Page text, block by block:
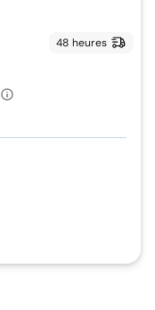
48 heures